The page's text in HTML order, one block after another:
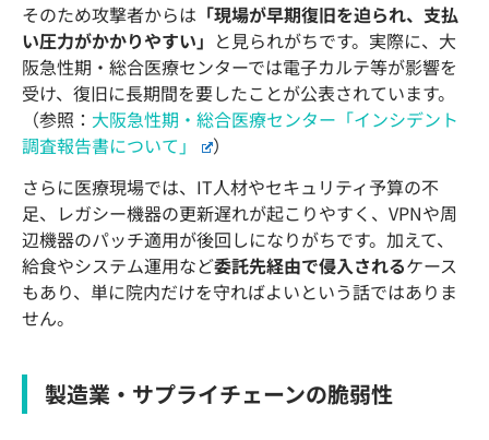
そのため攻撃者からは 「現場が早期復旧を迫られ、支払
い圧力がかかりやすい」 と見られがちです。実際に、大
阪急性期・総合医療センターでは電子カルテ等が影響を
受け、復旧に長期間を要したことが公表されています。
（参照： 大阪急性期・総合医療センター「インシデント
調査報告書について」
）
さらに医療現場では、IT人材やセキュリティ予算の不
足、レガシー機器の更新遅れが起こりやすく、VPNや周
辺機器のパッチ適用が後回しになりがちです。加えて、
給食やシステム運用など委託先経由で侵入されるケース
もあり、単に院内だけを守ればよいという話ではありま
せん。
製造業・サプライチェーンの脆弱性